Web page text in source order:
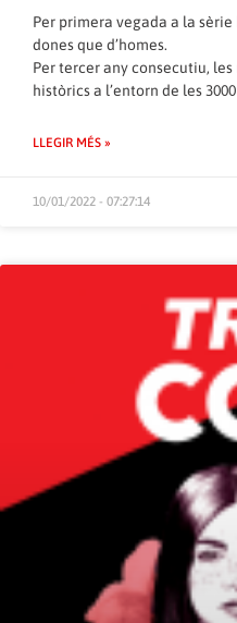
Per primera vegada a la
dones que d’homes.
Per tercer any consecutiu,
històrics a l’entorn de les
LLEGIR MÉS »
10/01/2022 - 07:27:14